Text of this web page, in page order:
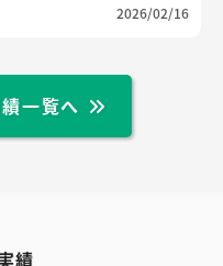
2026/02/16
一覧へ
績